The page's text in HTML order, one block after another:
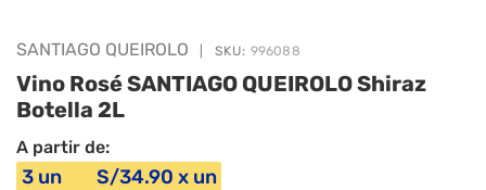
SANTIAGO QUEIROLO SKU: 996088
Vino Rosé SANTIAGO QUEIROLO Shiraz
Botella 2L
A partir de:
3 un S/34.90 x un